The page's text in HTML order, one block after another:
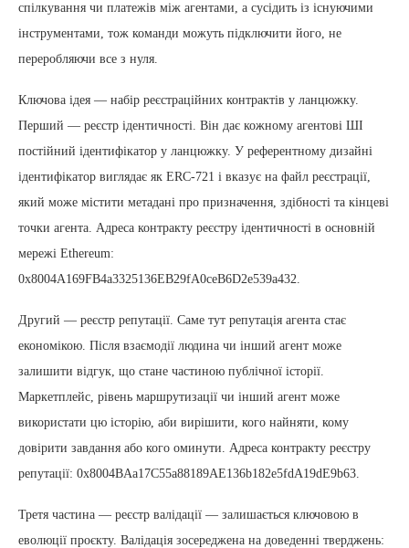
спілкування чи платежів між агентами, а сусідить із існуючими
інструментами, тож команди можуть підключити його, не
переробляючи все з нуля.
Ключова ідея — набір реєстраційних контрактів у ланцюжку.
Перший — реєстр ідентичності. Він дає кожному агентові ШІ
постійний ідентифікатор у ланцюжку. У референтному дизайні
ідентифікатор виглядає як ERC-721 і вказує на файл реєстрації,
який може містити метадані про призначення, здібності та кінцеві
точки агента. Адреса контракту реєстру ідентичності в основній
мережі Ethereum:
0x8004A169FB4a3325136EB29fA0ceB6D2e539a432.
Другий — реєстр репутації. Саме тут репутація агента стає
економікою. Після взаємодії людина чи інший агент може
залишити відгук, що стане частиною публічної історії.
Маркетплейс, рівень маршрутизації чи інший агент може
використати цю історію, аби вирішити, кого найняти, кому
довірити завдання або кого оминути. Адреса контракту реєстру
репутації: 0x8004BAa17C55a88189AE136b182e5fdA19dE9b63.
Третя частина — реєстр валідації — залишається ключовою в
еволюції проєкту. Валідація зосереджена на доведенні тверджень: